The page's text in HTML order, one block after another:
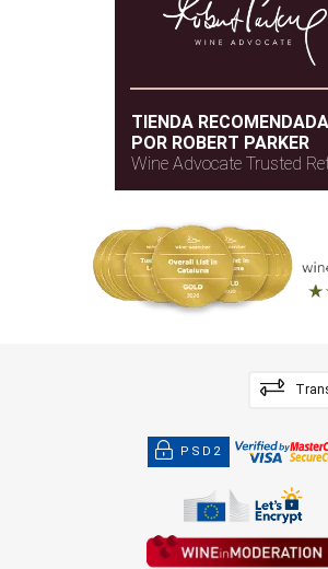
TIENDA RECOMENDADA
POR ROBERT PARKER
Wine Advocate Trusted
PSD2